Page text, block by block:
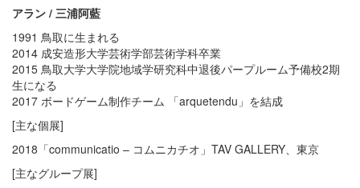
アラン / 三浦阿藍
1991 鳥取に生まれる
2014 成安造形大学芸術学部芸術学科卒業
2015 鳥取大学大学院地域学研究科中退後パープルーム予備校2期
生になる
2017 ボードゲーム制作チーム 「arquetendu」を結成
[主な個展]
2018「communicatio – コムニカチオ」TAV GALLERY、東京
[主なグループ展]